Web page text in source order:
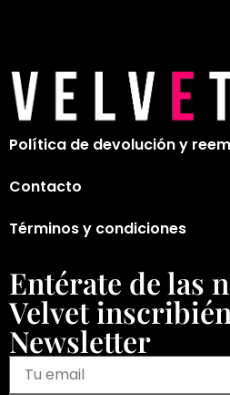
Política de devolución y
Contacto
Términos y condiciones
Entérate de las
Velvet
Newsletter